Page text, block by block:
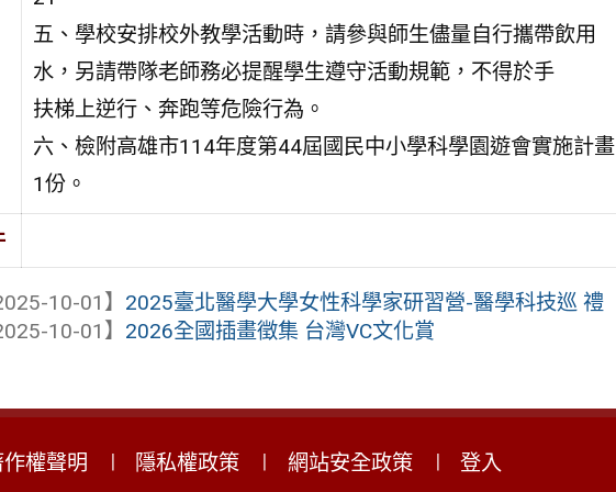
五、學校安排校外教學活動時，請參與師生儘量自行攜帶飲用
水，另請帶隊老師務必提醒學生遵守活動規範，不得於手
扶梯上逆行、奔跑等危險行為。
六、檢附高雄市114年度第44屆國民中小學科學園遊會實施計畫
1份。
10-01】 2025臺北醫學大學女性科學家研習營-醫學科技巡 禮
10-01】 2026全國插畫徵集 台灣VC文化賞
權聲明 隱私權政策 網站安全政策 登入